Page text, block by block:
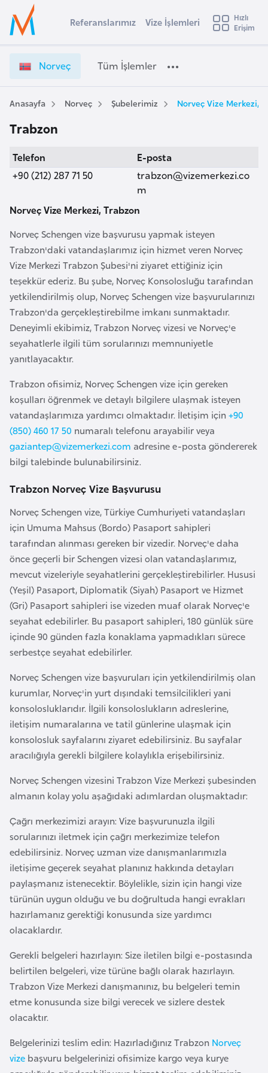
Ülke Seçimi
Başvuru yapmak istediğiniz ülkeyi seçin
Üye
Girişi
o
v
e
ç
İ
e
m
e
i
e
t
Referanslarımız Vize İşlemleri
Hızlı
Erişim
Norveç Tüm İşlemler
Anasayfa Norveç Şubelerimiz Norveç Vize Merkezi,
Trabzon
Telefon
+90 (212) 287 71 50
E-posta
trabzon@vizemerkezi.co
m
Norveç Vize Merkezi, Trabzon
Norveç Schengen vize başvurusu yapmak isteyen
Trabzon'daki vatandaşlarımız için hizmet veren Norveç
Vize Merkezi Trabzon Şubesi'ni ziyaret ettiğiniz için
teşekkür ederiz. Bu şube, Norveç Konsolosluğu tarafından
yetkilendirilmiş olup, Norveç Schengen vize başvurularınızı
Trabzon'da gerçekleştirebilme imkanı sunmaktadır.
Deneyimli ekibimiz, Trabzon Norveç vizesi ve Norveç'e
seyahatlerle ilgili tüm sorularınızı memnuniyetle
yanıtlayacaktır.
Trabzon ofisimiz, Norveç Schengen vize için gereken
koşulları öğrenmek ve detaylı bilgilere ulaşmak isteyen
vatandaşlarımıza yardımcı olmaktadır. İletişim için+90
(850) 460 17 50 numaralı telefonu arayabilir veya
gaziantep@vizemerkezi.com adresine e-posta göndererek
bilgi talebinde bulunabilirsiniz.
Trabzon Norveç Vize Başvurusu
Norveç Schengen vize, Türkiye Cumhuriyeti vatandaşları
için Umuma Mahsus (Bordo) Pasaport sahipleri
tarafından alınması gereken bir vizedir. Norveç'e daha
önce geçerli bir Schengen vizesi olan vatandaşlarımız,
mevcut vizeleriyle seyahatlerini gerçekleştirebilirler. Hususi
(Yeşil) Pasaport, Diplomatik (Siyah) Pasaport ve Hizmet
(Gri) Pasaport sahipleri ise vizeden muaf olarak Norveç'e
seyahat edebilirler. Bu pasaport sahipleri, 180 günlük süre
içinde 90 günden fazla konaklama yapmadıkları sürece
serbestçe seyahat edebilirler.
Norveç Schengen vize başvuruları için yetkilendirilmiş olan
kurumlar, Norveç'in yurt dışındaki temsilcilikleri yani
konsolosluklarıdır. İlgili konsoloslukların adreslerine,
iletişim numaralarına ve tatil günlerine ulaşmak için
konsolosluk sayfalarını ziyaret edebilirsiniz. Bu sayfalar
aracılığıyla gerekli bilgilere kolaylıkla erişebilirsiniz.
Norveç Schengen vizesini Trabzon Vize Merkezi şubesinden
almanın kolay yolu aşağıdaki adımlardan oluşmaktadır:
Çağrı merkezimizi arayın: Vize başvurunuzla ilgili
sorularınızı iletmek için çağrı merkezimize telefon
edebilirsiniz. Norveç uzman vize danışmanlarımızla
iletişime geçerek seyahat planınız hakkında detayları
paylaşmanız istenecektir. Böylelikle, sizin için hangi vize
türünün uygun olduğu ve bu doğrultuda hangi evrakları
hazırlamanız gerektiği konusunda size yardımcı
olacaklardır.
Gerekli belgeleri hazırlayın: Size iletilen bilgi e-postasında
belirtilen belgeleri, vize türüne bağlı olarak hazırlayın.
Trabzon Vize Merkezi danışmanınız, bu belgeleri temin
etme konusunda size bilgi verecek ve sizlere destek
olacaktır.
Belgelerinizi teslim edin: Hazırladığınız Trabzon Norveç
vize başvuru belgelerinizi ofisimize kargo veya kurye
s
t
r
a
v
u
t
r
y
a
A
z
e
r
a
y
c
a
n
B
h
r
e
y
n
B
a
n
g
l
a
d
e
ş
e
l
a
r
u
s
B
e
l
i
k
a
e
n